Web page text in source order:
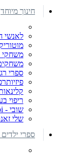
חינוך מיוחד
לאנשי
משחקי
ספרי
ריפוי
שובי - Schubi
שלי
ספרי ילדים